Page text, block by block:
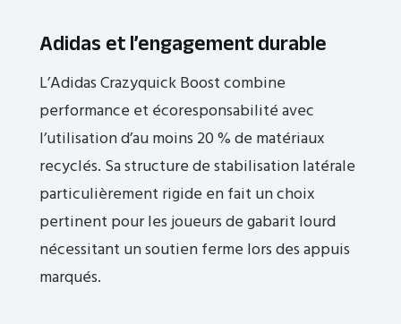
Adidas et l’engagement durable
L’Adidas Crazyquick Boost combine
performance et écoresponsabilité avec
l’utilisation d’au moins 20 % de matériaux
recyclés. Sa structure de stabilisation latérale
particulièrement rigide en fait un choix
pertinent pour les joueurs de gabarit lourd
nécessitant un soutien ferme lors des appuis
marqués.